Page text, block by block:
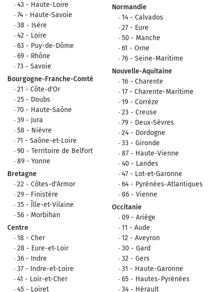
43 - Haute-Loire
74 - Haute-Savoie
38 - Isère
42 - Loire
63 - Puy-de-Dôme
69 - Rhône
73 - Savoie
Bourgogne-Franche-Comté
21 - Côte-d'Or
25 - Doubs
70 - Haute-Saône
39 - Jura
58 - Nièvre
71 - Saône-et-Loire
90 - Territoire de Belfort
89 - Yonne
Bretagne
22 - Côtes-d'Armor
29 - Finistère
35 - Îlle-et-Vilaine
56 - Morbihan
Centre
18 - Cher
28 - Eure-et-Loir
36 - Indre
37 - Indre-et-Loire
41 - Loir-et-Cher
45 - Loiret
Normandie
14 - Calvados
27 - Eure
50 - Manche
61 - Orne
76 - Seine-Maritime
Nouvelle-Aquitaine
16 - Charente
17 - Charente-Maritime
19 - Corrèze
23 - Creuse
79 - Deux-Sèvres
24 - Dordogne
33 - Gironde
87 - Haute-Vienne
40 - Landes
47 - Lot-et-Garonne
64 - Pyrénées-Atlantiques
86 - Vienne
Occitanie
09 - Ariège
11 - Aude
12 - Aveyron
30 - Gard
32 - Gers
31 - Haute-Garonne
65 - Hautes-Pyrénées
34 - Hérault